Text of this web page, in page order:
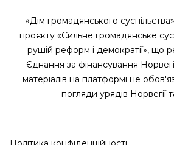
«Дім громадянського
проєкту «Сильне громадянське
рушій реформ і демократії», що
Єднання за фінансування
матеріалів на платформі не
погляди урядів Норвегії